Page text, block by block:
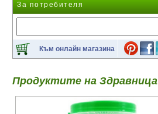
За потребителя
Към онлайн магазина
Продуктите на Здравница